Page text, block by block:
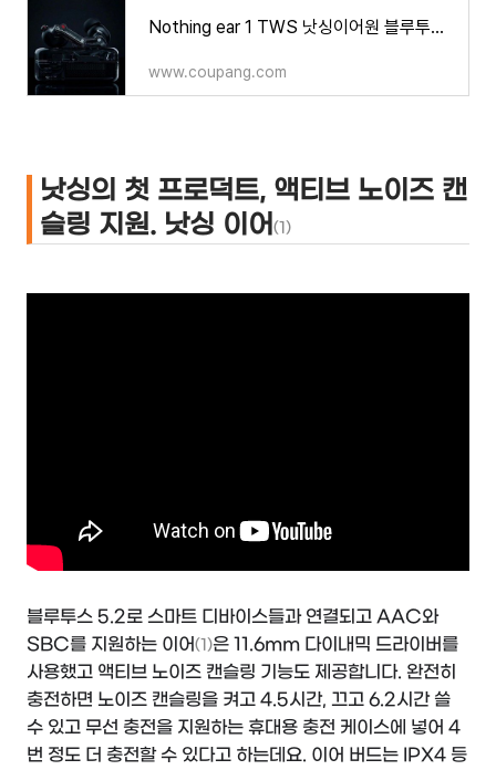
Nothing ear 1 TWS 낫싱이어원 블루투스 무선이어폰 액티브 노이즈 캔슬링
www.coupang.com
낫싱의 첫 프로덕트, 액티브 노이즈 캔
슬링 지원. 낫싱 이어 (1)
블루투스 5.2로 스마트 디바이스들과 연결되고 AAC와
SBC를 지원하는 이어(1)은 11.6mm 다이내믹 드라이버를
사용했고 액티브 노이즈 캔슬링 기능도 제공합니다. 완전히
충전하면 노이즈 캔슬링을 켜고 4.5시간, 끄고 6.2시간 쓸
수 있고 무선 충전을 지원하는 휴대용 충전 케이스에 넣어 4
번 정도 더 충전할 수 있다고 하는데요. 이어 버드는 IPX4 등